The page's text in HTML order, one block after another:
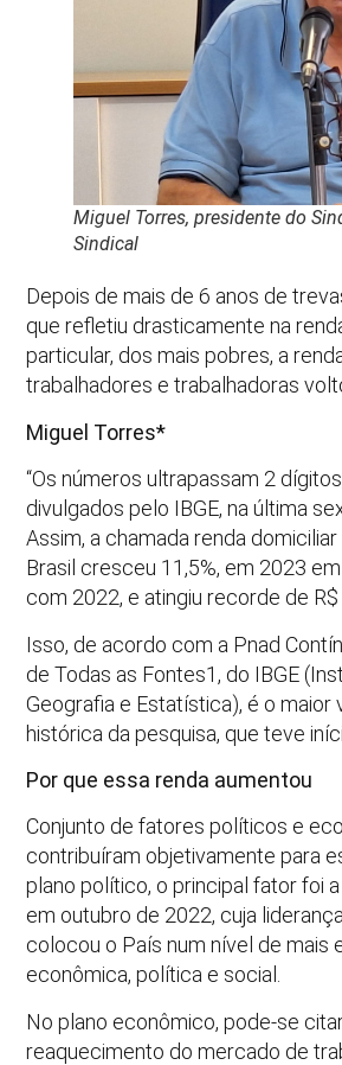
Miguel Torres, presidente do
Sindical
Depois de mais de 6 anos de
que refletiu drasticamente na
particular, dos mais pobres, a
trabalhadores e trabalhadoras
Miguel Torres*
“Os números ultrapassam 2
divulgados pelo IBGE, na última
Assim, a chamada renda
Brasil cresceu 11,5%, em 2023
com 2022, e atingiu recorde de R$
Isso, de acordo com a Pnad
de Todas as Fontes1, do IBGE
Geografia e Estatística), é o maior
histórica da pesquisa, que teve
Por que essa renda aumentou
Conjunto de fatores políticos e
contribuíram objetivamente para
plano político, o principal fator foi
em outubro de 2022, cuja
colocou o País num nível de mais
econômica, política e social.
No plano econômico, pode-se
reaquecimento do mercado de